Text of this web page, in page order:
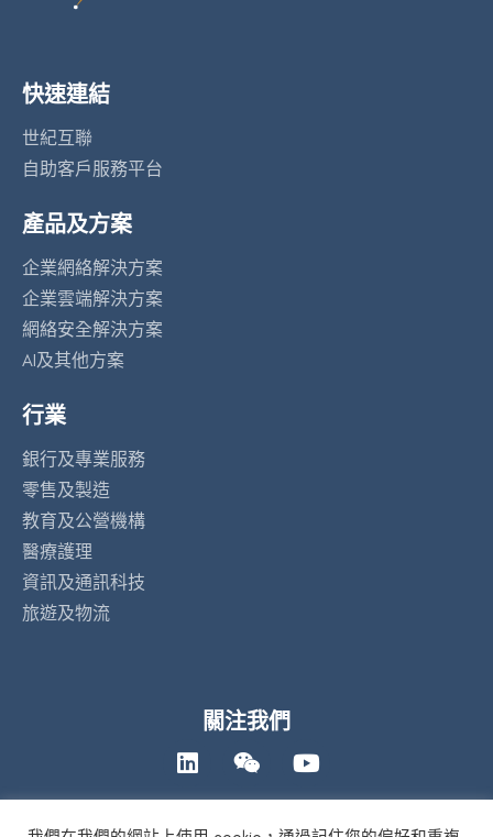
快速連結
世紀互聯
自助客戶服務平台
產品及方案
企業網絡解決方案
企業雲端解決方案
網絡安全解決方案
AI及其他方案
行業
銀行及專業服務
零售及製造
教育及公營機構
醫療護理
資訊及通訊科技
旅遊及物流
關注我們